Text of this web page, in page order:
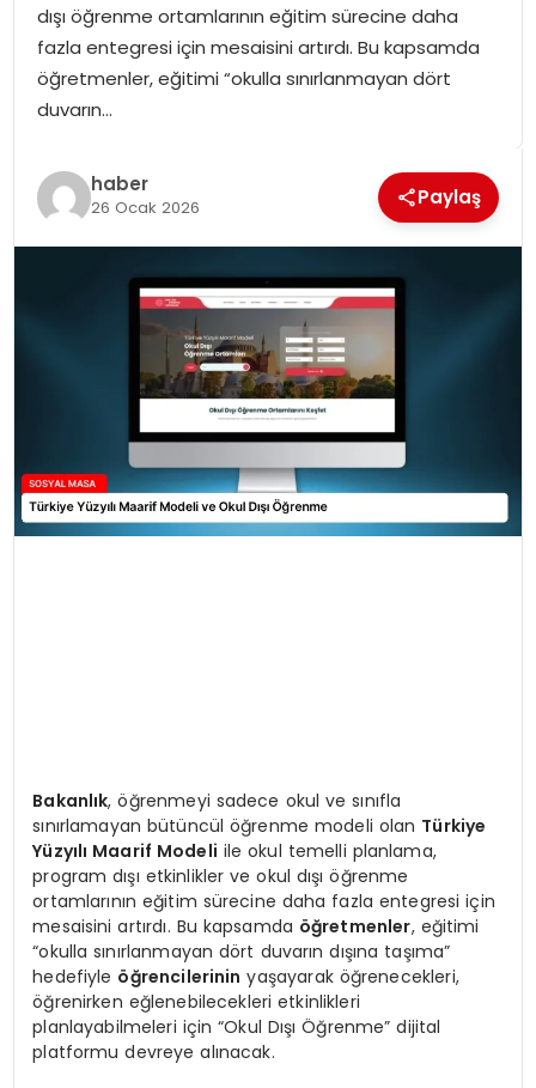
dışı öğrenme ortamlarının eğitim sürecine daha
fazla entegresi için mesaisini artırdı. Bu kapsamda
öğretmenler, eğitimi “okulla sınırlanmayan dört
duvarın…
haber
26 Ocak 2026 Paylaş
Bakanlık, öğrenmeyi sadece okul ve sınıfla
sınırlamayan bütüncül öğrenme modeli olan Türkiye
Yüzyılı Maarif Modeli ile okul temelli planlama,
program dışı etkinlikler ve okul dışı öğrenme
ortamlarının eğitim sürecine daha fazla entegresi için
mesaisini artırdı. Bu kapsamda öğretmenler, eğitimi
“okulla sınırlanmayan dört duvarın dışına taşıma”
hedefiyle öğrencilerinin yaşayarak öğrenecekleri,
öğrenirken eğlenebilecekleri etkinlikleri
planlayabilmeleri için “Okul Dışı Öğrenme” dijital
platformu devreye alınacak.